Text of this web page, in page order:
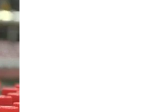
перенесли, но пешеходы
идут прежним
и нарушают правила
звезды соцсетей Ана-
за год до полумиллиона
книги на русском
в Тбилиси — подборка